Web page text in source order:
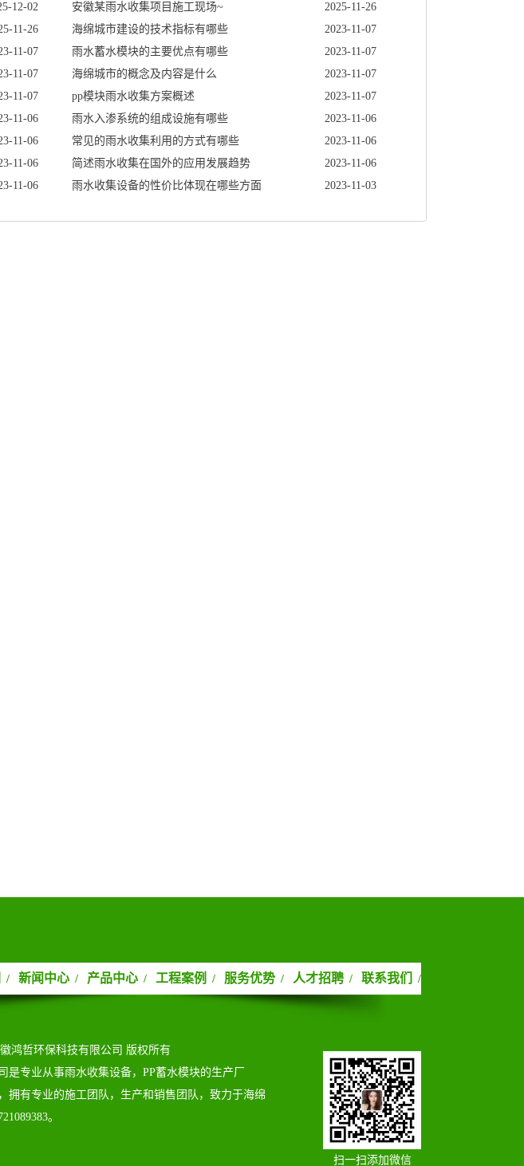
12-02 安徽某雨水收集项目施工现场~
2025-11-26
11-26 海绵城市建设的技术指标有哪些
2023-11-07
11-07 雨水蓄水模块的主要优点有哪些
2023-11-07
11-07 海绵城市的概念及内容是什么
2023-11-07
11-07 pp模块雨水收集方案概述
2023-11-07
11-06 雨水入渗系统的组成设施有哪些
2023-11-06
11-06 常见的雨水收集利用的方式有哪些
2023-11-06
11-06 简述雨水收集在国外的应用发展趋势
2023-11-06
11-06 雨水收集设备的性价比体现在哪些方面 2023-11-03
/ 新闻中心 / 产品中心 / 工程案例 / 服务优势 / 人才招聘 / 联系我们 /
鸿哲环保科技有限公司版权所有
是专业从事雨水收集设备，PP蓄水模块的生产厂
拥有专业的施工团队，生产和销售团队，致力于海绵
。
扫一扫添加微信